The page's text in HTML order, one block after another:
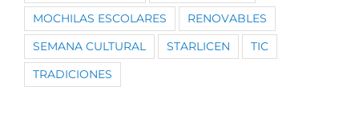
MOCHILAS ESCOLARES RENOVABLES
SEMANA CULTURAL STARLICEN TIC
TRADICIONES